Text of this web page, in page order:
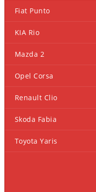
Fiat Punto
KIA Rio
Mazda 2
Opel Corsa
Renault Clio
Skoda Fabia
Toyota Yaris